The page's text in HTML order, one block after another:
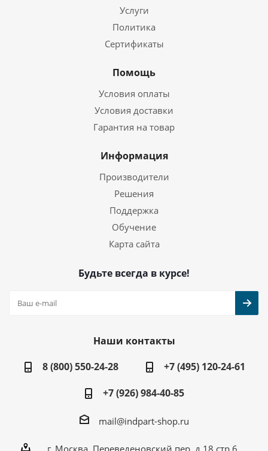
Услуги
Политика
Сертификаты
Помощь
Условия оплаты
Условия доставки
Гарантия на товар
Информация
Производители
Решения
Поддержка
Обучение
Карта сайта
Будьте всегда в курсе!
Наши контакты
8 (800) 550-24-28
+7 (495) 120-24-61
+7 (926) 984-40-85
mail@indpart-shop.ru
г. Москва, Переведеновский пер, д.18 стр.6,